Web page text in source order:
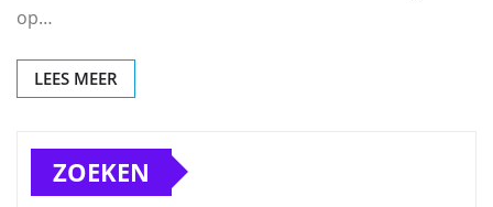
op…
LEES MEER
ZOEKEN